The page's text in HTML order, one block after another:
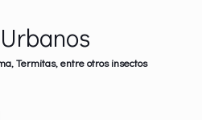
Termitas, entre otros insectos